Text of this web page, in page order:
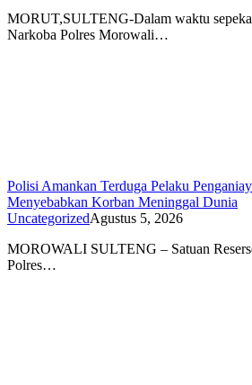
MORUT,SULTENG-Dalam waktu
Narkoba Polres Morowali…
Polisi Amankan Terduga Pelaku
Menyebabkan Korban Meninggal Dunia
UncategorizedAgustus 5, 2026
MOROWALI SULTENG – Satuan
Polres…